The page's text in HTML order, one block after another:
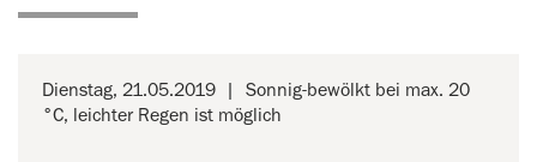
Dienstag, 21.05.2019
Sonnig-bewölkt bei max. 20
°C, leichter Regen ist möglich